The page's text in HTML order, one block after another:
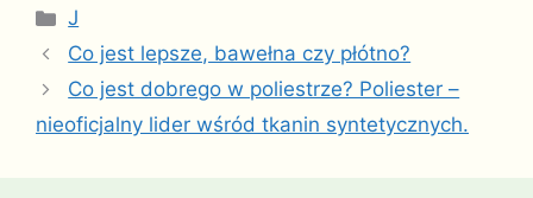
Kategorie
J
Co jest lepsze, bawełna czy płótno?
Co jest dobrego w poliestrze? Poliester –
nieoficjalny lider wśród tkanin syntetycznych.